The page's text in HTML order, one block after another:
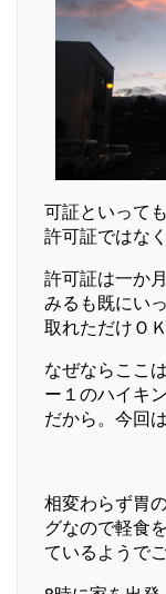
可証といって
許可証ではな
許可証は一か
みるも既にい
取れただけＯＫ
なぜならここ
ー１のハイキ
だから。今回
相変わらず胃
グなので軽食
ているようで